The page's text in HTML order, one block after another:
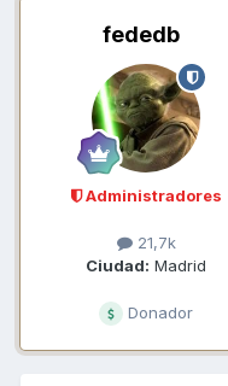
fededb
Administradores
21,7k
Ciudad: Madrid
Donador